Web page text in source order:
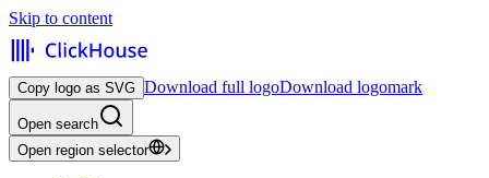
Skip to content
Copy logo as SVG Download full logoDownload logomark
Open search
Open region selector